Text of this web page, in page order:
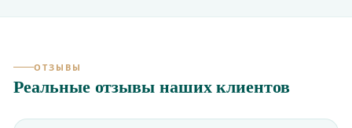
ОТЗЫВЫ
Реальные отзывы наших клиентов